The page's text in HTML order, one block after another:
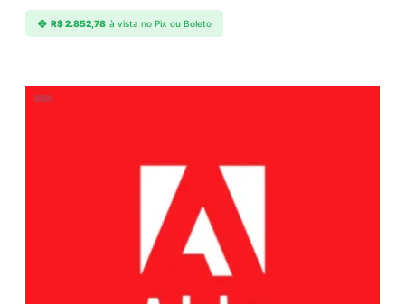
R$2.852,78 à vista no Pix ou Boleto